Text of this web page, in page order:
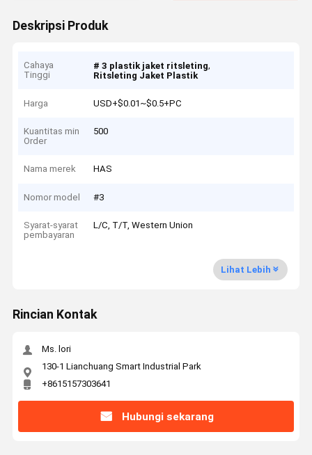
Deskripsi Produk
Cahaya
Tinggi
# 3 plastik jaket ritsleting,
Ritsleting Jaket Plastik
Harga USD+$0.01~$0.5+PC
Kuantitas min
Order
500
Nama merek HAS
Nomor model #3
Syarat-syarat
pembayaran
L/C, T/T, Western Union
Lihat Lebih
Rincian Kontak
Ms. lori
130-1 Lianchuang Smart Industrial Park
+8615157303641
Hubungi sekarang